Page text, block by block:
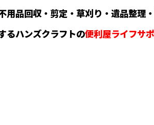
品回収・剪定・草刈り・遺品整理
るハンズクラフトの便利屋ライフサ